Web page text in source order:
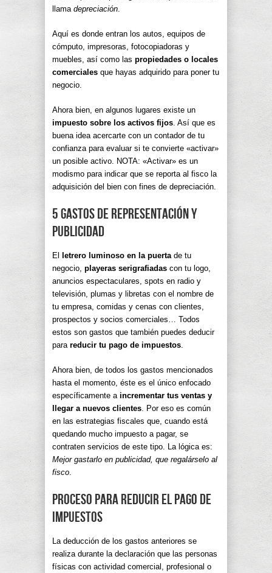
llama depreciación
Aquí es donde entran los autos, equipos de
cómputo, impresoras, fotocopiadoras y
muebles, así como las propiedades o locales
comerciales que hayas adquirido para poner tu
negocio.
Ahora bien, en algunos lugares existe un
impuesto sobre los activos fijos . Así que es
buena idea acercarte con un contador de tu
confianza para evaluar si te convierte «activar»
un posible activo. NOTA: «Activar» es un
modismo para indicar que se reporta al fisco la
adquisición del bien con fines de depreciación.
5 Gastos de representación y
publicidad
El letrero luminoso en la puerta de tu
negocio, playeras serigrafiadas con tu logo,
anuncios espectaculares, spots en radio y
televisión, plumas y libretas con el nombre de
tu empresa, comidas y cenas con clientes,
prospectos y socios comerciales… Todos
estos son gastos que también puedes deducir
para reducir tu pago de impuestos
Ahora bien, de todos los gastos mencionados
hasta el momento, éste es el único enfocado
específicamente a incrementar tus ventas y
llegar a nuevos clientes . Por eso es común
en las estrategias fiscales que, cuando está
quedando mucho impuesto a pagar, se
contraten servicios de este tipo. La lógica es:
Mejor gastarlo en publicidad, que regalárselo al
fisco
Proceso para reducir el pago de
impuestos
La deducción de los gastos anteriores se
realiza durante la declaración que las personas
físicas con actividad comercial, profesional o